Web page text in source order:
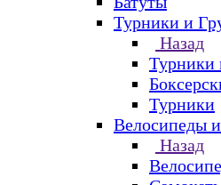
Турники и
Назад
Турники
Велосипеды
Назад